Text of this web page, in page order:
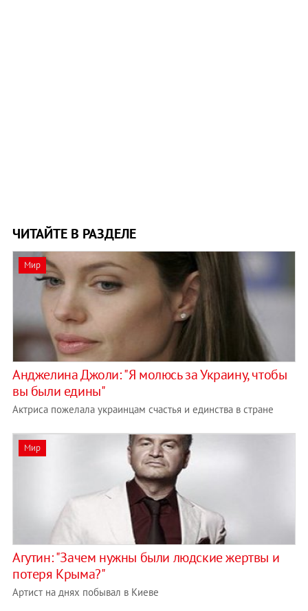
ЧИТАЙТЕ В РАЗДЕЛЕ
Мир
Анджелина Джоли: "Я молюсь за Украину, чтобы
вы были едины"
Актриса пожелала украинцам счастья и единства в стране
Мир
Агутин: "Зачем нужны были людские жертвы и
потеря Крыма?"
Артист на днях побывал в Киеве